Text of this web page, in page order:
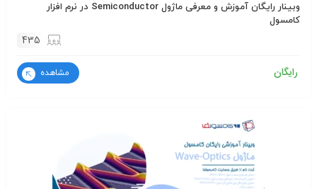
وبینار رایگان آموزش و معرفی ماژول Semiconductor در نرم افزار
کامسول
435
رایگان مشاهده